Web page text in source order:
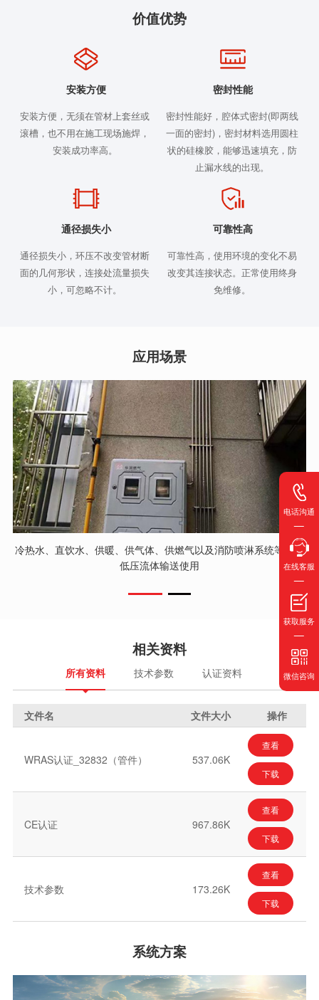
价值优势
安装方便
安装方便，无须在管材上套丝或
滚槽，也不用在施工现场施焊，
安装成功率高。
密封性能
密封性能好，腔体式密封(即两线
一面的密封)，密封材料选用圆柱
状的硅橡胶，能够迅速填充，防
止漏水线的出现。
通径损失小
通径损失小，环压不改变管材断
面的几何形状，连接处流量损失
小，可忽略不计。
可靠性高
可靠性高，使用环境的变化不易
改变其连接状态。正常使用终身
免维修。
应用场景
冷热水、直饮水、供暖、供气体、供燃气以及消防喷淋系统等民用
低压流体输送使用
相关资料
所有资料 技术参数 认证资料
文件名 文件大小 操作
WRAS认证_32832（管件） 537.06K
查看
下载
CE认证 967.86K
查看
下载
技术参数 173.26K
查看
下载
系统方案
电话沟通
在线客服
获取服务
微信咨询